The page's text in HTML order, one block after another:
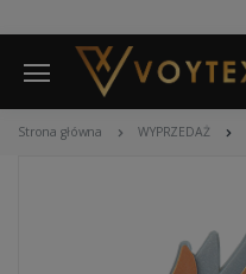
Strona główna WYPRZEDAŻ